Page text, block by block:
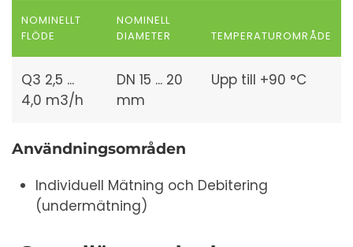
NOMINELLT
FLÖDE
NOMINELL
DIAMETER
TEMPERATUROMRÅDE
Q3 2,5 ...
4,0 m3/h
DN 15 ... 20
mm
Upp till +90 °C
Användningsområden
Individuell Mätning och Debitering
(undermätning)